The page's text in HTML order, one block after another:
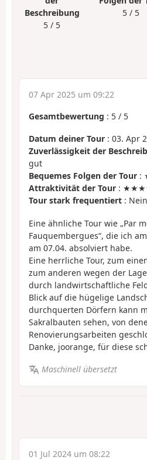
Beschreibung
5 / 5
5 / 5
07 Apr 2025 um 09:22
Gesamtbewertung : 5 / 5
Datum deiner Tour : 03. Apr
Zuverlässigkeit der
gut
Bequemes Folgen der Tour :
Attraktivität der Tour :
Tour stark frequentiert : Nein
Eine ähnliche Tour wie „Par
Fauquembergues“, die ich
am 07.04. absolviert habe.
Eine herrliche Tour, zum
zum anderen wegen der
durch landwirtschaftliche
Blick auf die hügelige
durchquerten Dörfern kann
Sakralbauten sehen, von
Renovierungsarbeiten
Danke, joorange, für diese
Maschinell übersetzt
01 Jul 2024 um 08:22